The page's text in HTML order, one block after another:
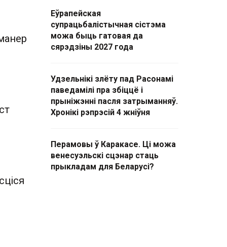
Еўрапейская
супрацьбалістычная сістэма
можа быць гатовая да
сярэдзіны 2027 года
Удзельнікі злёту пад Расонамі
паведамілі пра збіццё і
прыніжэнні пасля затрыманняў.
Хронікі рэпрэсій 4 жніўня
Перамовы ў Каракасе. Ці можа
венесуэльскі сцэнар стаць
прыкладам для Беларусі?